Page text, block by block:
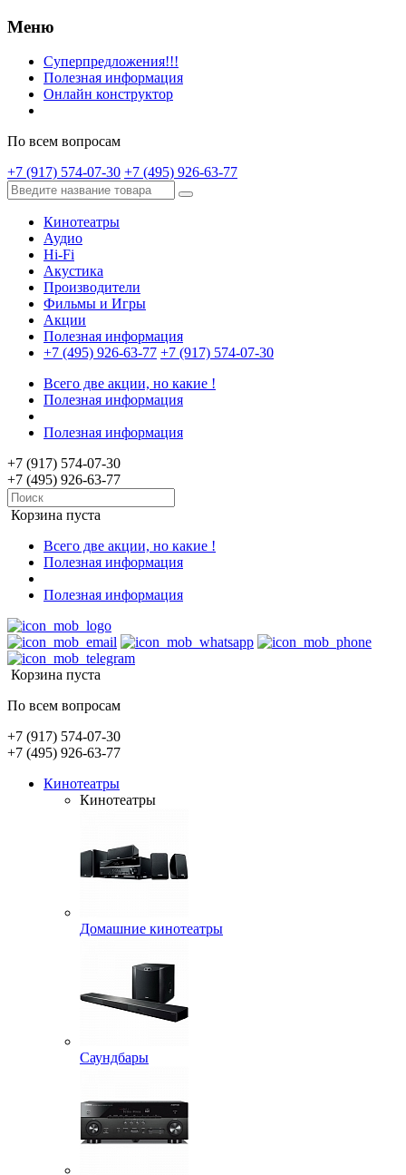
Меню
Суперпредложения!!!
Полезная информация
Онлайн конструктор
По всем вопросам
+7 (917) 574-07-30 +7 (495) 926-63-77
Кинотеатры
Аудио
Hi-Fi
Акустика
Производители
Фильмы и Игры
Акции
Полезная информация
+7 (495) 926-63-77 +7 (917) 574-07-30
Всего две акции, но какие !
Полезная информация
Полезная информация
+7 (917) 574-07-30
+7 (495) 926-63-77
Корзина пуста
Всего две акции, но какие !
Полезная информация
Полезная информация
Корзина пуста
По всем вопросам
+7 (917) 574-07-30
+7 (495) 926-63-77
Кинотеатры
Кинотеатры
Домашние кинотеатры
Саундбары